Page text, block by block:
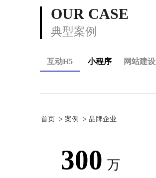
OUR CASE
典型案例
互动H5 小程序 网站建设
首页 案例 品牌企业
300 万